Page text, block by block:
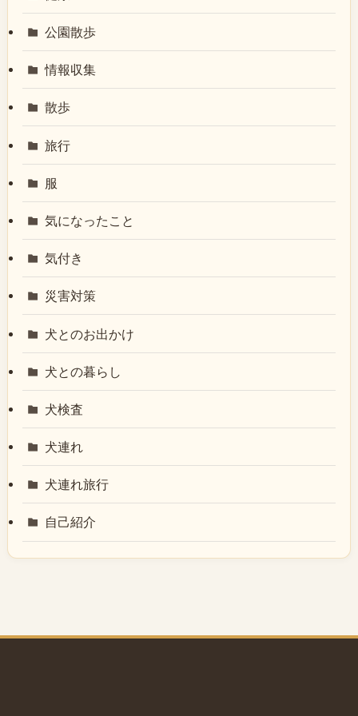
公園散歩
情報収集
散歩
旅行
服
気になったこと
気付き
災害対策
犬とのお出かけ
犬との暮らし
犬検査
犬連れ
犬連れ旅行
自己紹介